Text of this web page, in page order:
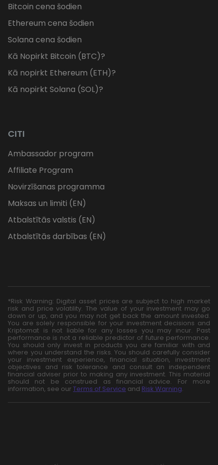
Bitcoin cena šodien
Ethereum cena šodien
Solana cena šodien
Kā Nopirkt Bitcoin (BTC)?
Kā nopirkt Ethereum (ETH)?
Kā nopirkt Solana (SOL)?
CITI
Ambassador program
Affiliate Program
Novirzīšanas programma
Maksas un limiti (EN)
Atbalstītās valstis (EN)
Atbalstītās darbības (EN)
*Risk Warning: Digital asset prices are subject to high market
risk and price volatility. The value of your investment may go
down or up, and you may not get back the amount invested.
You are solely responsible for your investment decisions and
Kriptomat is not liable for any losses you may incur. Past
performance is not a reliable predictor of future performance.
You should only invest in products you are familiar with and
where you understand the risks. You should carefully consider
your investment experience, financial situation, investment
objectives and risk tolerance and consult an independent
financial adviser prior to making any investment. This material
should not be construed as financial advice. For more
information, see our Terms of Service and Risk Warning.